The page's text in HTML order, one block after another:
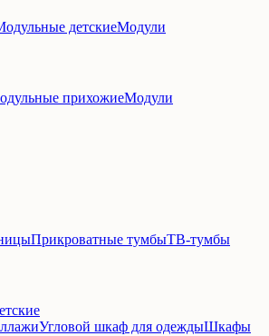
детскиеМодули
прихожиеМодули
Прикроватные тумбыТВ-тумбы
Угловой шкаф для одеждыШкафы